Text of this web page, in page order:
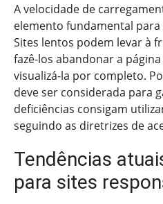
A velocidade de
elemento fundamental
Sites lentos podem levar à
fazê-los abandonar a
visualizá-la por completo.
deve ser considerada para
deficiências consigam
seguindo as diretrizes de
Tendências
para sites